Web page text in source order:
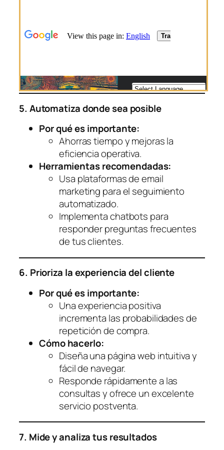
5. Automatiza donde sea posible
Por qué es importante:
Ahorras tiempo y mejoras la
eficiencia operativa.
Herramientas recomendadas:
Usa plataformas de email
marketing para el seguimiento
automatizado.
Implementa chatbots para
responder preguntas frecuentes
de tus clientes.
6. Prioriza la experiencia del cliente
Por qué es importante:
Una experiencia positiva
incrementa las probabilidades de
repetición de compra.
Cómo hacerlo:
Diseña una página web intuitiva y
fácil de navegar.
Responde rápidamente a las
consultas y ofrece un excelente
servicio postventa.
7. Mide y analiza tus resultados